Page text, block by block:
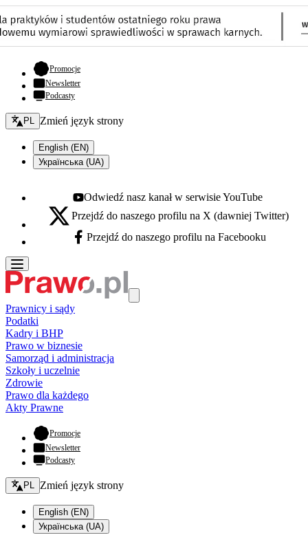
Promocje- otwiera się w nowej karcie
Newsletter
Podcasty
Zmień język - bieżący:
PL Zmień język strony
English (EN)
Українська (UA)
Youtube - otwiera się w nowej karcie
Odwiedź nasz kanał w serwisie YouTube
X - otwiera się w nowej karcie
Przejdź do naszego profilu na X (dawniej Twitter)
Facebook - otwiera się w nowej karcie
Przejdź do naszego profilu na Facebooku
Prawnicy i sądy
Podatki
Kadry i BHP
Prawo w biznesie
Samorząd i administracja
Szkoły i uczelnie
Zdrowie
Prawo dla każdego
Akty Prawne
Promocje- otwiera się w nowej karcie
Newsletter
Podcasty
Zmień język - bieżący:
PL Zmień język strony
English (EN)
Українська (UA)